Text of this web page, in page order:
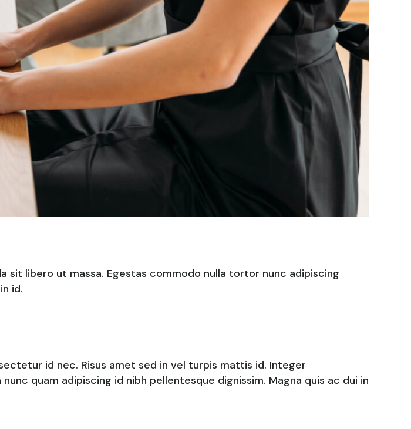
sit libero ut massa. Egestas commodo nulla tortor nunc adipiscing
id.
id nec. Risus amet sed in vel turpis mattis id. Integer
quam adipiscing id nibh pellentesque dignissim. Magna quis ac dui in